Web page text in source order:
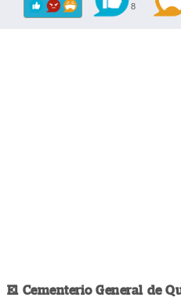
8
El Cementerio General de